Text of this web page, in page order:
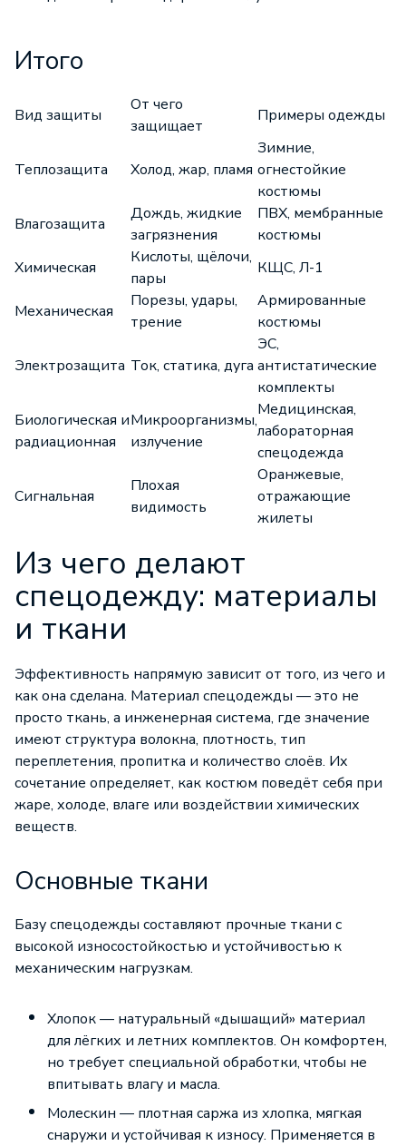
Итого
Вид защиты
От чего
защищает
Примеры одежды
Теплозащита Холод, жар, пламя
Зимние,
огнестойкие
костюмы
Влагозащита
Дождь, жидкие
загрязнения
ПВХ, мембранные
костюмы
Химическая
Кислоты, щёлочи,
пары
КЩС, Л-1
Механическая
Порезы, удары,
трение
Армированные
костюмы
Электрозащита Ток, статика, дуга
ЭС,
антистатические
комплекты
Биологическая и
радиационная
Микроорганизмы,
излучение
Медицинская,
лабораторная
спецодежда
Сигнальная
Плохая
видимость
Оранжевые,
отражающие
жилеты
Из чего делают
спецодежду: материалы
и ткани
Эффективность напрямую зависит от того, из чего и
как она сделана. Материал спецодежды — это не
просто ткань, а инженерная система, где значение
имеют структура волокна, плотность, тип
переплетения, пропитка и количество слоёв. Их
сочетание определяет, как костюм поведёт себя при
жаре, холоде, влаге или воздействии химических
веществ.
Основные ткани
Базу спецодежды составляют прочные ткани с
высокой износостойкостью и устойчивостью к
механическим нагрузкам.
Хлопок — натуральный «дышащий» материал
для лёгких и летних комплектов. Он комфортен,
но требует специальной обработки, чтобы не
впитывать влагу и масла.
Молескин — плотная саржа из хлопка, мягкая
снаружи и устойчивая к износу. Применяется в